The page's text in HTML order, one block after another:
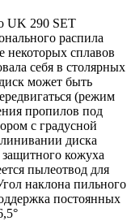
UK 290 SET
распила
некоторых сплавов
себя в столярных
может быть
(режим
пропилов под
с градусной
диска
кожуха
пылеотвод для
наклона пильного
постоянных